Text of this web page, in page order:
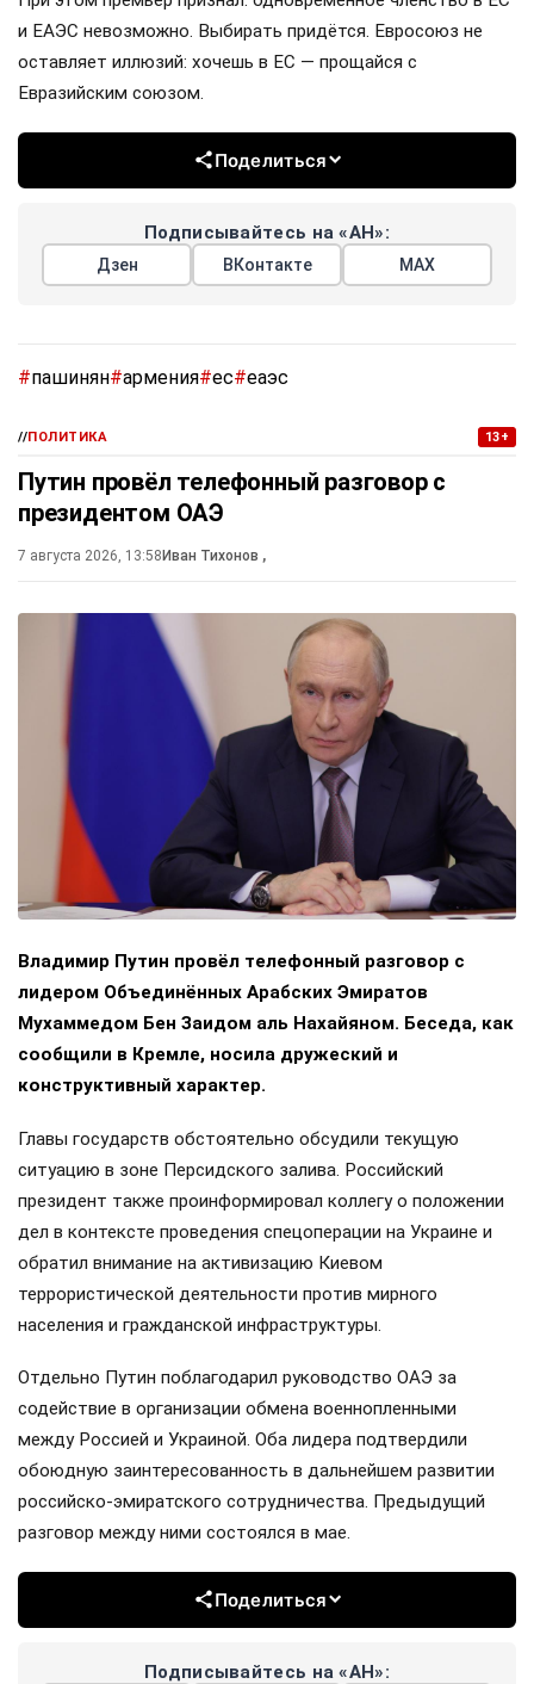
и ЕАЭС невозможно. Выбирать придётся. Евросоюз не
оставляет иллюзий: хочешь в ЕС — прощайся с
Евразийским союзом.
Поделиться
Подписывайтесь на «АН»:
Дзен ВКонтакте МАХ
#пашинян#армения#ес#еаэс
//ПОЛИТИКА 13+
Путин провёл телефонный разговор с
президентом ОАЭ
7 августа 2026, 13:58Иван Тихонов ,
Владимир Путин провёл телефонный разговор с
лидером Объединённых Арабских Эмиратов
Мухаммедом Бен Заидом аль Нахайяном. Беседа, как
сообщили в Кремле, носила дружеский и
конструктивный характер.
Главы государств обстоятельно обсудили текущую
ситуацию в зоне Персидского залива. Российский
президент также проинформировал коллегу о положении
дел в контексте проведения спецоперации на Украине и
обратил внимание на активизацию Киевом
террористической деятельности против мирного
населения и гражданской инфраструктуры.
Отдельно Путин поблагодарил руководство ОАЭ за
содействие в организации обмена военнопленными
между Россией и Украиной. Оба лидера подтвердили
обоюдную заинтересованность в дальнейшем развитии
российско-эмиратского сотрудничества. Предыдущий
разговор между ними состоялся в мае.
Поделиться
Подписывайтесь на «АН»: